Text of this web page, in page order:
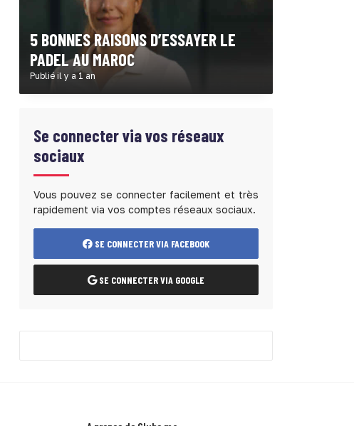
5 BONNES RAISONS D’ESSAYER LE
PADEL AU MAROC
Publié il y a 1 an
Se connecter via vos réseaux
sociaux
Vous pouvez se connecter facilement et très
rapidement via vos comptes réseaux sociaux.
SE CONNECTER VIA FACEBOOK
SE CONNECTER VIA GOOGLE